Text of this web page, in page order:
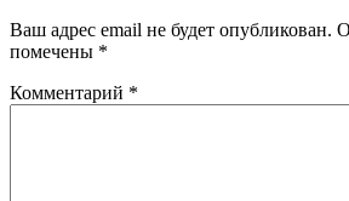
Ваш адрес email не будет опубликован.
помечены *
Комментарий *